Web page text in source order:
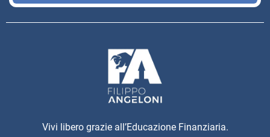
Vivi libero grazie all’Educazione Finanziaria.